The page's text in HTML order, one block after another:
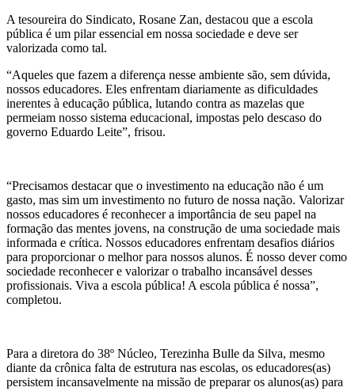
A tesoureira do Sindicato, Rosane Zan, destacou que a escola
pública é um pilar essencial em nossa sociedade e deve ser
valorizada como tal.
“Aqueles que fazem a diferença nesse ambiente são, sem dúvida,
nossos educadores. Eles enfrentam diariamente as dificuldades
inerentes à educação pública, lutando contra as mazelas que
permeiam nosso sistema educacional, impostas pelo descaso do
governo Eduardo Leite”, frisou.
“Precisamos destacar que o investimento na educação não é um
gasto, mas sim um investimento no futuro de nossa nação. Valorizar
nossos educadores é reconhecer a importância de seu papel na
formação das mentes jovens, na construção de uma sociedade mais
informada e crítica. Nossos educadores enfrentam desafios diários
para proporcionar o melhor para nossos alunos. É nosso dever como
sociedade reconhecer e valorizar o trabalho incansável desses
profissionais. Viva a escola pública! A escola pública é nossa”,
completou.
Para a diretora do 38º Núcleo, Terezinha Bulle da Silva, mesmo
diante da crônica falta de estrutura nas escolas, os educadores(as)
persistem incansavelmente na missão de preparar os alunos(as) para